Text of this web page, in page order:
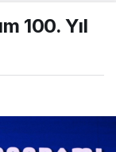
100. Yıl